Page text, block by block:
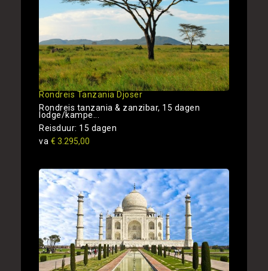
Rondreis Tanzania Djoser
Rondreis tanzania & zanzibar, 15 dagen
lodge/kampe...
Reisduur: 15 dagen
va € 3.295,00